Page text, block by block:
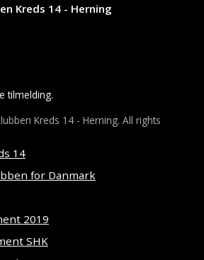
Kreds 14 - Herning
tilmelding.
Kreds 14 - Herning. All rights
14
for Danmark
2019
SHK